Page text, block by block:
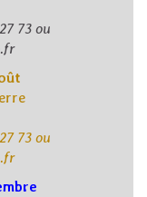
73 ou
73 ou